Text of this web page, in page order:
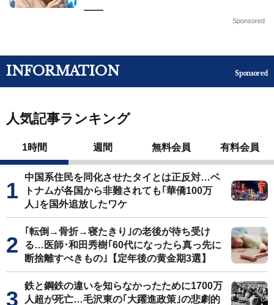
——
Sponsored
INFORMATION Sponsored
人気記事ランキング
1時間 週間 無料会員 有料会員
中国系住民を同化させたタイとは正反対…ベ
トナムが各国から非難されても｢華僑100万
人｣を国外追放したワケ
｢転倒→骨折→寝たきり｣の老後が待ち受け
る…医師･和田秀樹｢60代になったら真っ先に
断捨離すべきもの｣【定年後の黄金期3選】
鉄と鋼鉄の違いを知らなかったために1700万
人超が死亡…毛沢東の｢大躍進政策｣の悲劇的